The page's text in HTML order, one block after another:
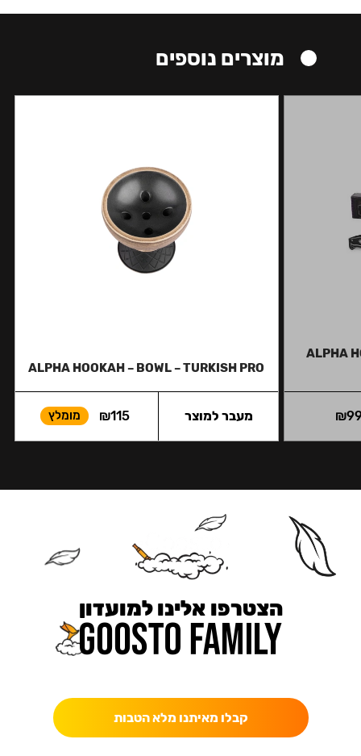
מוצרים נוספים
ALPHA
₪
ALPHA HOOKAH – BOWL – TURKISH PRO
₪115 מומלץ מעבר למוצר
הצטרפו אלינו למועדון
קבלו מאיתנו מלא הטבות